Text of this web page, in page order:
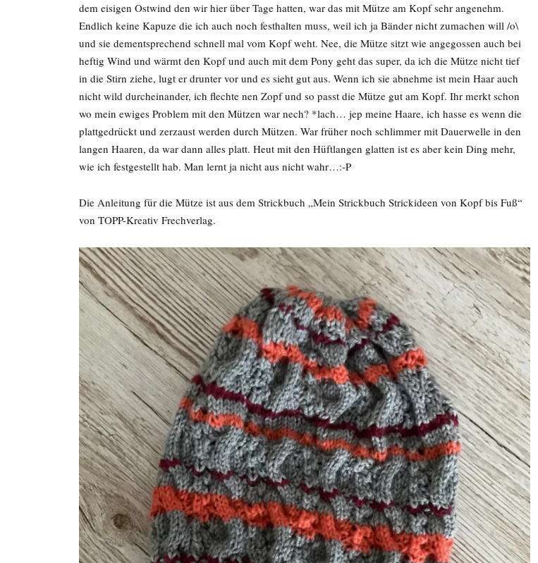
dem eisigen Ostwind den wir hier über Tage hatten, war das mit Mütze am Kopf sehr angenehm.
Endlich keine Kapuze die ich auch noch festhalten muss, weil ich ja Bänder nicht zumachen will /o\
und sie dementsprechend schnell mal vom Kopf weht. Nee, die Mütze sitzt wie angegossen auch bei
heftig Wind und wärmt den Kopf und auch mit dem Pony geht das super, da ich die Mütze nicht tief
in die Stirn ziehe, lugt er drunter vor und es sieht gut aus. Wenn ich sie abnehme ist mein Haar auch
nicht wild durcheinander, ich flechte nen Zopf und so passt die Mütze gut am Kopf. Ihr merkt schon
wo mein ewiges Problem mit den Mützen war nech? *lach… jep meine Haare, ich hasse es wenn die
plattgedrückt und zerzaust werden durch Mützen. War früher noch schlimmer mit Dauerwelle in den
langen Haaren, da war dann alles platt. Heut mit den Hüftlangen glatten ist es aber kein Ding mehr,
wie ich festgestellt hab. Man lernt ja nicht aus nicht wahr…:-P
Die Anleitung für die Mütze ist aus dem Strickbuch „Mein Strickbuch Strickideen von Kopf bis Fuß“
von TOPP-Kreativ Frechverlag.